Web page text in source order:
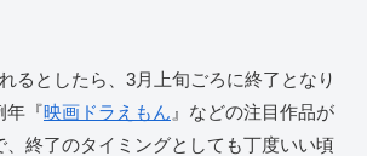
るとしたら、3月上旬ごろに終了となり
年『映画ドラえもん 』などの注目作品が
、終了のタイミングとしても丁度いい頃